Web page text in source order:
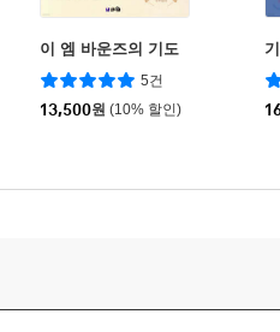
이 엠 바운즈의 기도
5건
13,500원 (10% 할인)